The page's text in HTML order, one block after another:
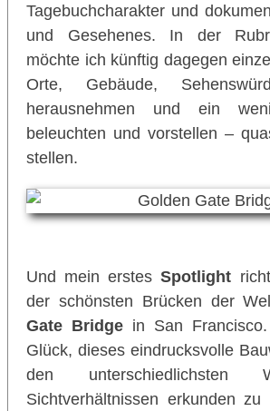
Tagebuchcharakter und
und Gesehenes. In der
möchte ich künftig dagegen
Orte, Gebäude,
herausnehmen und ein
beleuchten und vorstellen –
stellen.
Und mein erstesSpotlight
der schönsten Brücken der
Gate Bridge in San
Glück, dieses eindrucksvolle
den unterschiedlichsten
Sichtverhältnissen erkunden zu